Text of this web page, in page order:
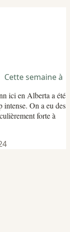
Cette semaine à
ici en Alberta a été
intense. On a eu des
forte à